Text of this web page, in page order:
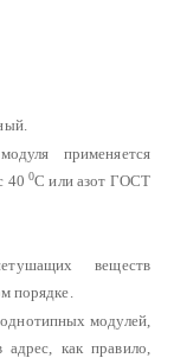
применяется
40 0С или азот ГОСТ
веществ
порядке.
модулей,
как правило,